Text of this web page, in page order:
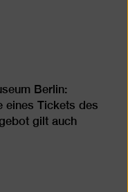
Berlin:
eines Tickets des
gilt auch